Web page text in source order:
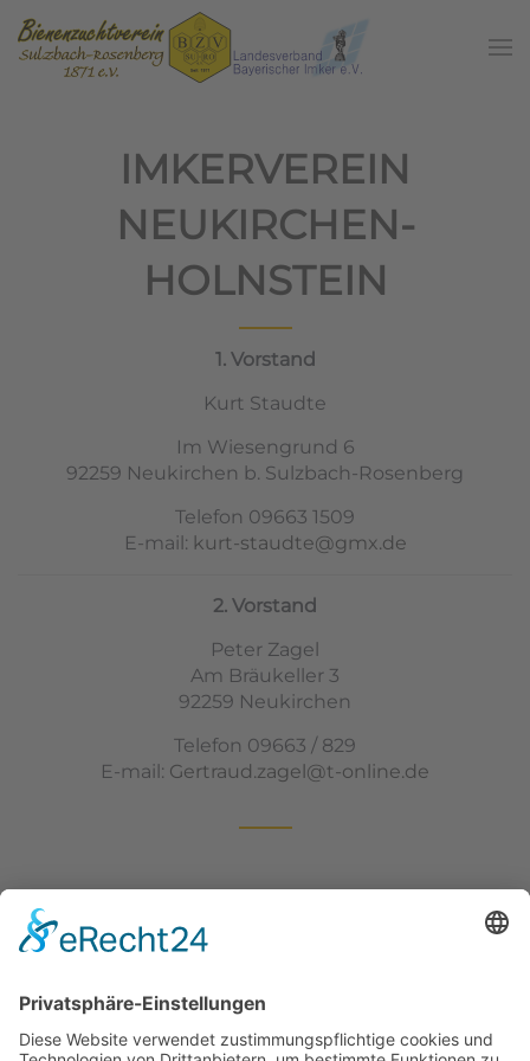
Zum Hauptinhalt springen
IMKERVEREIN
NEUKIRCHEN-
HOLNSTEIN
1. Vorstand
Kurt Staudte
Im Wiesengrund 6
92259 Neukirchen b. Sulzbach-Rosenberg
Telefon 09663 1509
E-mail: kurt-staudte@gmx.de
2. Vorstand
Peter Zagel
Am Bräukeller 3
92259 Neukirchen
Telefon 09663 / 829
E-mail: Gertraud.zagel@t-online.de
BIENENZUCHTVEREIN SULZBACH-ROSENBERG